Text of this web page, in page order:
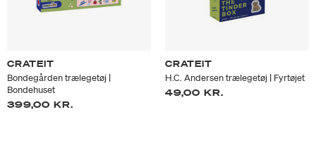
CRATEIT
Bondegården trælegetøj |
Bondehuset
399,00 KR.
CRATEIT
H.C. Andersen trælegetøj | Fyrtøjet
49,00 KR.